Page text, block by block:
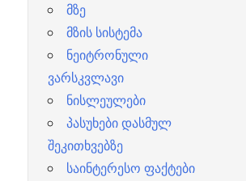
მზე
მზის სისტემა
ნეიტრონული
ვარსკვლავი
ნისლეულები
პასუხები დასმულ
შეკითხვებზე
საინტერესო ფაქტები